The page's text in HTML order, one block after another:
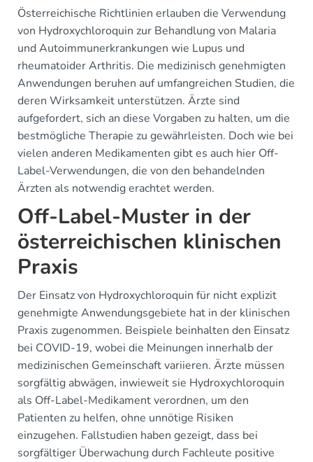
Österreichische Richtlinien erlauben die Verwendung
von Hydroxychloroquin zur Behandlung von Malaria
und Autoimmunerkrankungen wie Lupus und
rheumatoider Arthritis. Die medizinisch genehmigten
Anwendungen beruhen auf umfangreichen Studien, die
deren Wirksamkeit unterstützen. Ärzte sind
aufgefordert, sich an diese Vorgaben zu halten, um die
bestmögliche Therapie zu gewährleisten. Doch wie bei
vielen anderen Medikamenten gibt es auch hier Off-
Label-Verwendungen, die von den behandelnden
Ärzten als notwendig erachtet werden.
Off-Label-Muster in der
österreichischen klinischen
Praxis
Der Einsatz von Hydroxychloroquin für nicht explizit
genehmigte Anwendungsgebiete hat in der klinischen
Praxis zugenommen. Beispiele beinhalten den Einsatz
bei COVID-19, wobei die Meinungen innerhalb der
medizinischen Gemeinschaft variieren. Ärzte müssen
sorgfältig abwägen, inwieweit sie Hydroxychloroquin
als Off-Label-Medikament verordnen, um den
Patienten zu helfen, ohne unnötige Risiken
einzugehen. Fallstudien haben gezeigt, dass bei
sorgfältiger Überwachung durch Fachleute positive